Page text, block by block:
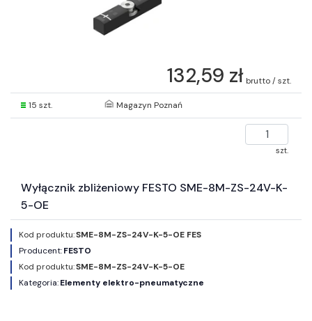
132,59 zł brutto / szt.
15 szt. Magazyn Poznań
szt.
Wyłącznik zbliżeniowy FESTO SME-8M-ZS-24V-K-
5-OE
Kod produktu:SME-8M-ZS-24V-K-5-OE FES
Producent:FESTO
Kod produktu:SME-8M-ZS-24V-K-5-OE
Kategoria:Elementy elektro-pneumatyczne